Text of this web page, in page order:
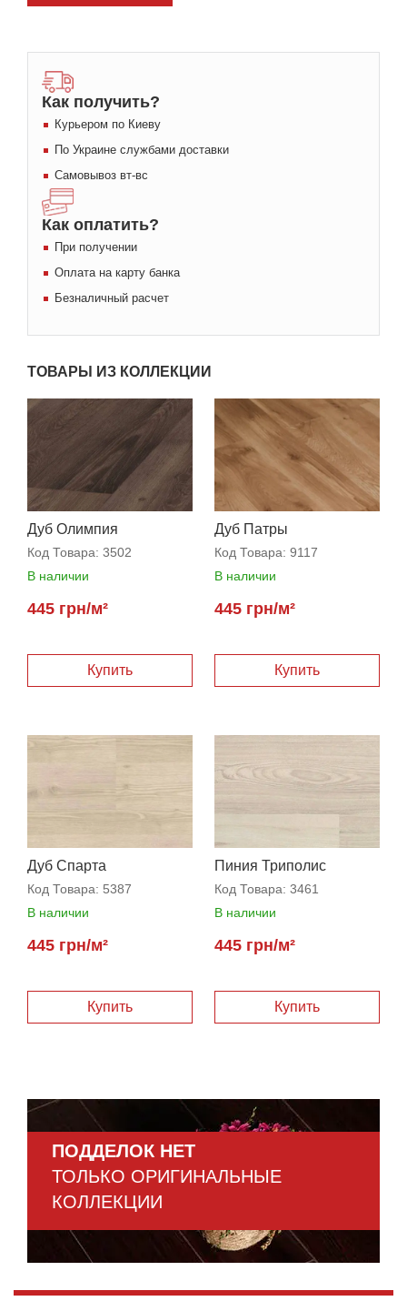
Как получить?
Курьером по Киеву
По Украине службами доставки
Самовывоз вт-вс
Как оплатить?
При получении
Оплата на карту банка
Безналичный расчет
ТОВАРЫ ИЗ КОЛЛЕКЦИИ
Дуб Олимпия
Код Товара: 3502
В наличии
445 грн/м²
Дуб Патры
Код Товара: 9117
В наличии
445 грн/м²
Дуб Спарта
Код Товара: 5387
В наличии
445 грн/м²
Пиния Триполис
Код Товара: 3461
В наличии
445 грн/м²
ПОДДЕЛОК НЕТ
ТОЛЬКО ОРИГИНАЛЬНЫЕ
КОЛЛЕКЦИИ